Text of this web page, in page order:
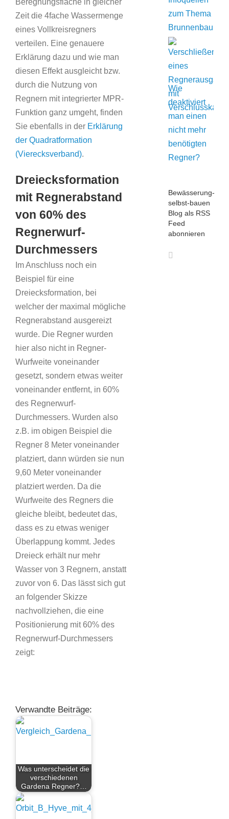
Zeit die 4fache Wassermenge
eines Vollkreisregners
verteilen. Eine genauere
Erklärung dazu und wie man
diesen Effekt ausgleicht bzw.
durch die Nutzung von
Regnern mit integrierter MPR-
Funktion ganz umgeht, finden
Sie ebenfalls in der Erklärung
der Quadratformation
(Vierecksverband).
Dreiecksformation
mit Regnerabstand
von 60% des
Regnerwurf-
Durchmessers
Im Anschluss noch ein
Beispiel für eine
Dreiecksformation, bei
welcher der maximal mögliche
Regnerabstand ausgereizt
wurde. Die Regner wurden
hier also nicht in Regner-
Wurfweite voneinander
gesetzt, sondern etwas weiter
voneinander entfernt, in 60%
des Regnerwurf-
Durchmessers. Wurden also
z.B. im obigen Beispiel die
Regner 8 Meter voneinander
platziert, dann würden sie nun
9,60 Meter voneinander
platziert werden. Da die
Wurfweite des Regners die
gleiche bleibt, bedeutet das,
dass es zu etwas weniger
Überlappung kommt. Jedes
Dreieck erhält nur mehr
Wasser von 3 Regnern, anstatt
zuvor von 6. Das lässt sich gut
an folgender Skizze
nachvollziehen, die eine
Positionierung mit 60% des
Regnerwurf-Durchmessers
zeigt:
Verwandte Beiträge:
Was unterscheidet die
verschiedenen
Gardena Regner?…
zum Thema
Brunnenbau
Wie
deaktiviert
man einen
nicht mehr
benötigten
Regner?
Bewässerung-
selbst-bauen
Blog als RSS
Feed
abonnieren